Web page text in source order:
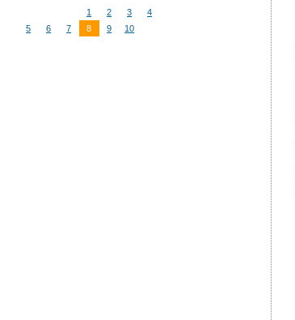
1 2 3
4
5
6 7 8 9 10